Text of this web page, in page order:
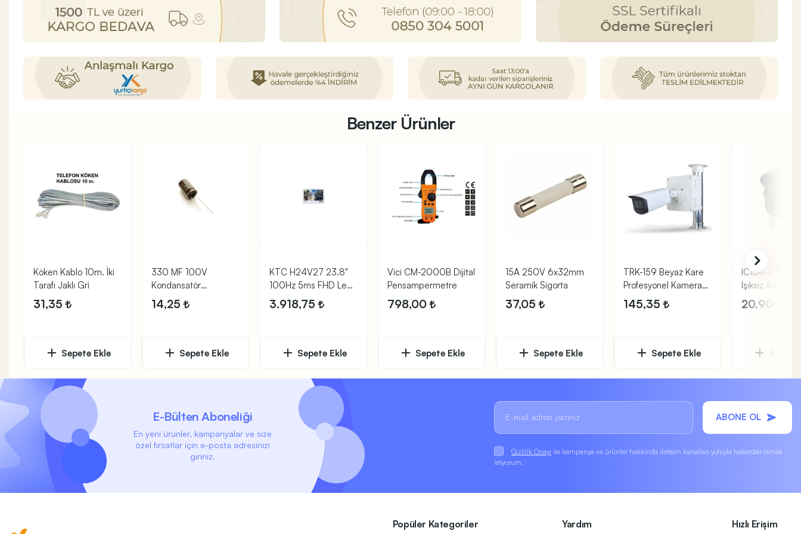
Benzer Ürünler
Köken Kablo 10m. İki
Tarafı Jaklı Gri
31,35
Sepete Ekle
330 MF 100V
Kondansatör
(Elektrolitik)
14,25
Sepete Ekle
KTC H24V27 23.8"
100Hz 5ms FHD Led
Monitör
3.918,75
Sepete Ekle
Vici CM-2000B Dijital
Pensampermetre
798,00
Sepete Ekle
15A 250V 6x32mm
Seramik Sigorta
37,05
Sepete Ekle
TRK-159 Beyaz Kare
Profesyonel Kamera
Kutusu Büyük
145,35
Sepete Ekle
IC134-2
Işıksız
OFF-ON Yaylı
20,90
E-Bülten Aboneliği
En yeni ürünler, kampanyalar ve size
özel fırsatlar için e-posta adresinizi
giriniz.
ABONE OL
Gizlilik Onayı ile kampanya ve ürünler hakkında iletişim kanalları yoluyla haberdar olmak
istiyorum.
Popüler Kategoriler Yardım Hızlı Erişim